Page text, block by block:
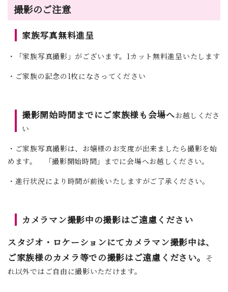
撮影のご注意
家族写真無料進呈
・「家族写真撮影」がございます。1カット無料進呈いたします
・ご家族の記念の1枚になさってください
撮影開始時間までにご家族様も会場へお越しくださ
い
・ご家族写真撮影は、お嬢様のお支度が出来ましたら撮影を始
めます。 「撮影開始時間」までに会場へお越しください。
・進行状況により時間が前後いたしますがご了承ください。
カメラマン撮影中の撮影はご遠慮ください
スタジオ・ロケーションにてカメラマン撮影中は、
ご家族様のカメラ等での撮影はご遠慮ください。
そ
れ以外ではご自由に撮影いただけます。